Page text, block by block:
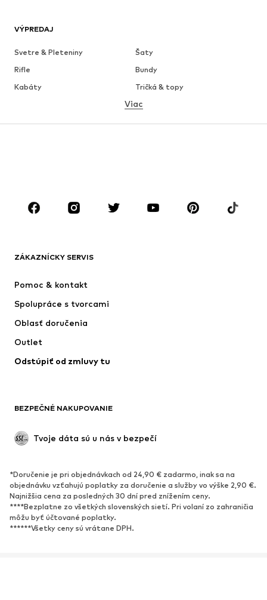
VÝPREDAJ
Svetre & Pleteniny
Šaty
Rifle
Bundy
Kabáty
Tričká & topy
Bielizeň
Doplnky
Premium
Nové
Bundy
Bielizeň
Kabáty
Plavky
Príležitosti
Upcyklácia
Nové
Obľúbené
Tenisky
Členkové čižmy
Topánky na vysokom podpätku
Sandále
Viac
ZÁKAZNÍCKY SERVIS
Pomoc & kontakt
Spolupráce s tvorcami
Oblasť doručenia
Outlet
Odstúpiť od zmluvy tu
BEZPEČNÉ NAKUPOVANIE
Tvoje dáta sú u nás v bezpečí
*Doručenie je pri objednávkach od 24,90 € zadarmo, inak sa na
objednávku vzťahujú poplatky za doručenie a služby vo výške 2,90 €.
Najnižšia cena za posledných 30 dní pred znížením ceny.
****Bezplatne zo všetkých slovenských sietí. Pri volaní zo zahraničia
môžu byť účtované poplatky.
******Všetky ceny sú vrátane DPH.